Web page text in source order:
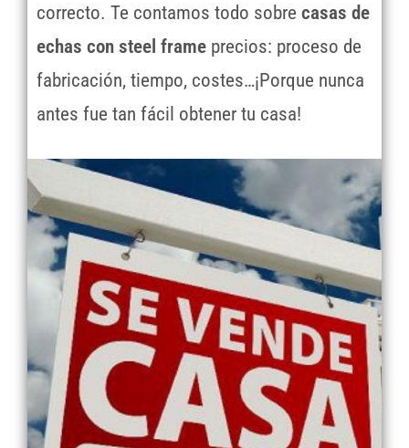
correcto. Te contamos todo sobre casas de
echas con steel frame precios: proceso de
fabricación, tiempo, costes…¡Porque nunca
antes fue tan fácil obtener tu casa!